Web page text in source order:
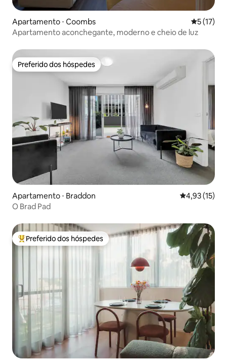
Apartamento ⋅ Coombs 5 de uma
5 (17)
Apartamento aconchegante, moderno e cheio de luz
Preferido dos hóspedes
Preferido dos hóspedes
Apartamento ⋅ Braddon 4,93 de uma
4,93 (15)
O Brad Pad
Entre os melhores preferidos dos hóspedes
Preferido dos hóspedes